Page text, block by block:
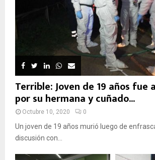
Terrible: Joven de 19 años fue
por su hermana y cuñado...
Octubre 10, 2020 0
Un joven de 19 años murió luego de
discusión con...